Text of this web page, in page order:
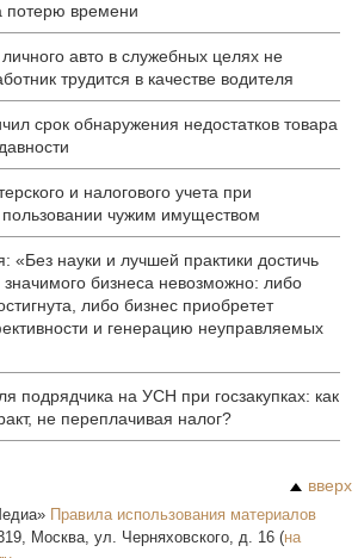
потерю времени
авто в служебных целях не
трудится в качестве водителя
срок обнаружения недостатков товара
и налогового учета при
чужим имуществом
«Без науки и лучшей практики достичь
значимого бизнеса невозможно: либо
либо бизнес приобретет
и генерацию неуправляемых
подрядчика на УСН при госзакупках: как
не переплачивая налог?
вверх
Правила использования материалов
, Москва, ул. Черняховского, д. 16 (на